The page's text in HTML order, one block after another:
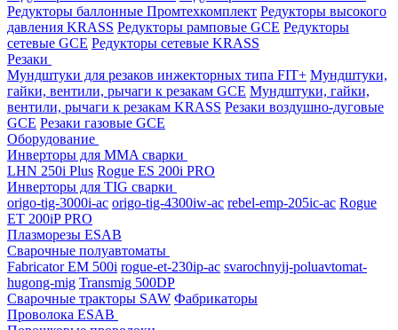
Редукторы баллонные Промтехкомплект Редукторы высокого
давления KRASS Редукторы рамповые GCE Редукторы
сетевые GCE Редукторы сетевые KRASS
Резаки
Мундштуки для резаков инжекторных типа FIT+ Мундштуки,
гайки, вентили, рычаги к резакам GCE Мундштуки, гайки,
вентили, рычаги к резакам KRASS Резаки воздушно-дуговые
GCE Резаки газовые GCE
Оборудование
Инверторы для MMA сварки
LHN 250i Plus Rogue ES 200i PRO
Инверторы для TIG сварки
origo-tig-3000i-ac origo-tig-4300iw-ac rebel-emp-205ic-ac Rogue
ET 200iP PRO
Плазморезы ESAB
Сварочные полуавтоматы
Fabricator EM 500i rogue-et-230ip-ac svarochnyij-poluavtomat-
hugong-mig Transmig 500DP
Сварочные тракторы SAW Фабрикаторы
Проволока ESAB